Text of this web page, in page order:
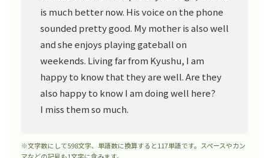
is much better now. His voice on the phone
sounded pretty good. My mother is also well
and she enjoys playing gateball on
weekends. Living far from Kyushu, I am
happy to know that they are well. Are they
also happy to know I am doing well here?
I miss them so much.
※文字数にして598文字、単語数に換算すると117単語です。スペースやカン